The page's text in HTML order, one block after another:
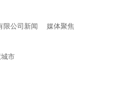
限公司新闻 媒体聚焦
市